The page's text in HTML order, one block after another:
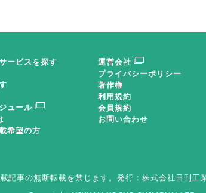
費電力からＧＨＧの排出量を換算するには
）。
Ｘ活用によるＧＨＧ排出量の低減
搭載しているが、これによるＧＨＧ排出量の
ービスを探す
ュール
希望の方
運営会社
プライバシーポリシー
著作権
利用規約
会員規約
お問い合わせ
記事の無断転載を禁じます。 発行：株式会社日刊工